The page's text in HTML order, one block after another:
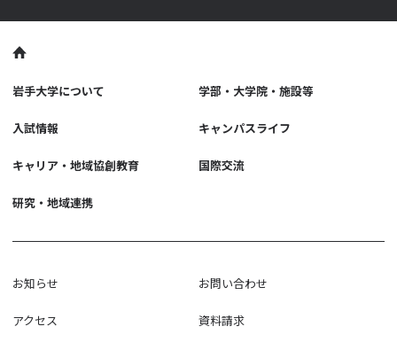
岩手大学について 学部・大学院・施設等
入試情報 キャンパスライフ
キャリア・地域協創教育 国際交流
研究・地域連携
お知らせ お問い合わせ
アクセス 資料請求